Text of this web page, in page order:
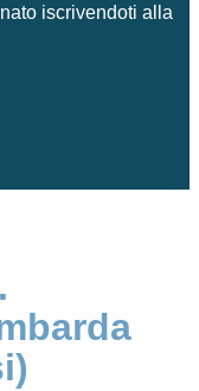
iscrivendoti alla